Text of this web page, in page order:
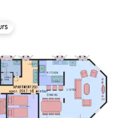
plus appréciés